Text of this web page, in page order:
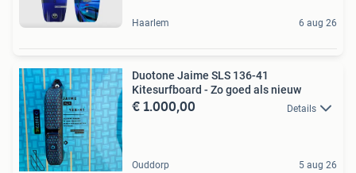
Haarlem 6 aug 26
Duotone Jaime SLS 136-41
Kitesurfboard - Zo goed als nieuw
€ 1.000,00 Details
Ouddorp 5 aug 26